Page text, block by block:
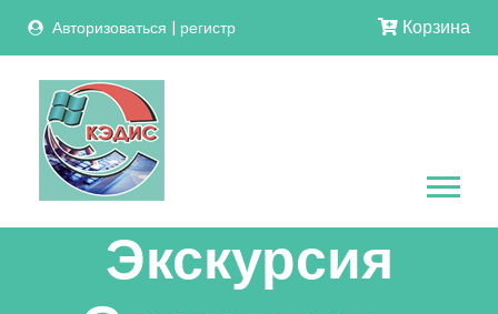
Авторизоваться | регистр Корзина
Экскурсия